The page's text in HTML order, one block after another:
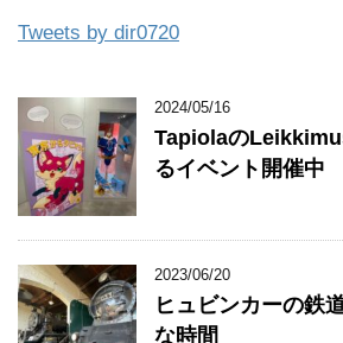
Tweets by dir0720
2024/05/16
Tapiolaの
るイベント開催中
2023/06/20
ヒュビンカーの鉄
な時間